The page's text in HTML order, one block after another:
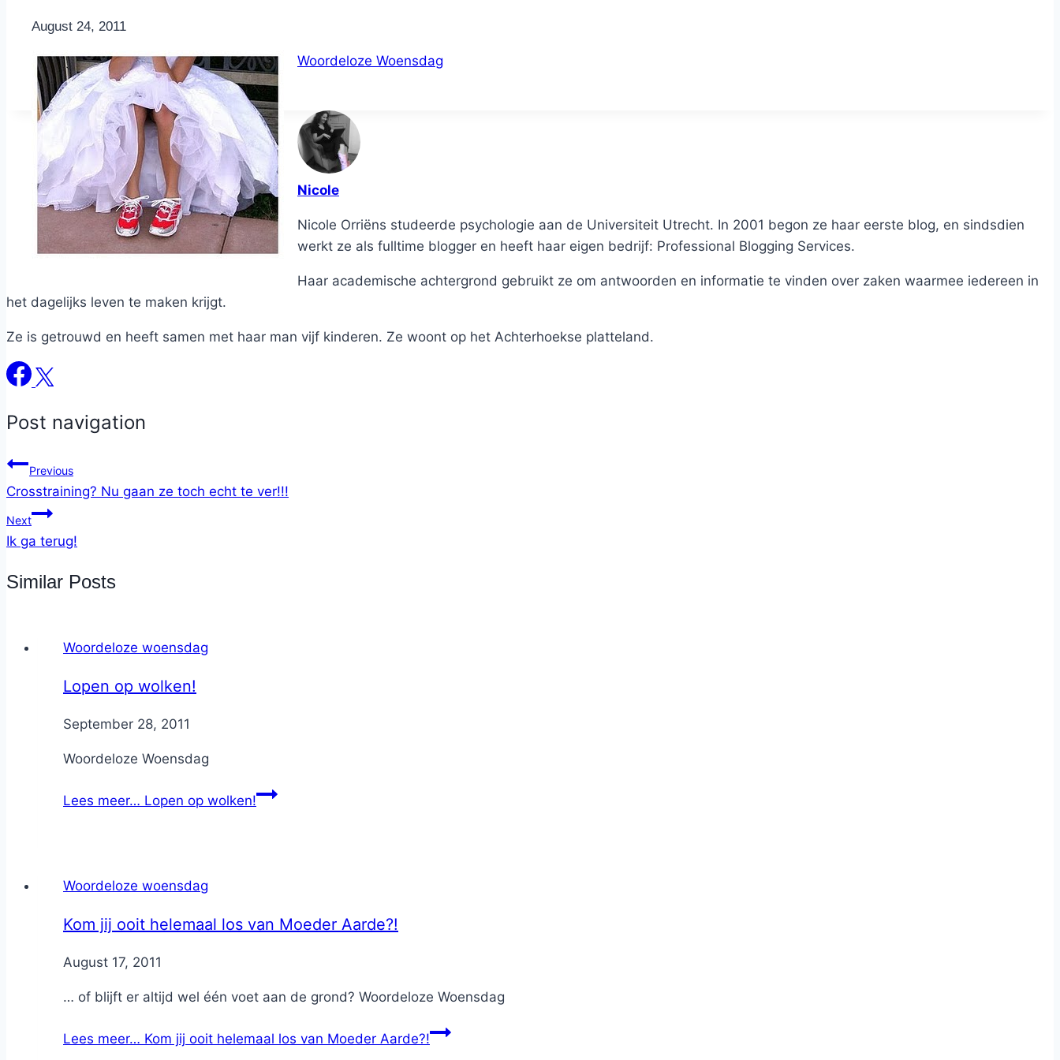
ByNicole
August 24, 2011
Woordeloze Woensdag
Nicole
Nicole Orriëns studeerde psychologie aan de Universiteit Utrecht. In 2001 begon ze haar eerste blog, en sindsdien
werkt ze als fulltime blogger en heeft haar eigen bedrijf: Professional Blogging Services.
Haar academische achtergrond gebruikt ze om antwoorden en informatie te vinden over zaken waarmee iedereen in
het dagelijks leven te maken krijgt.
Ze is getrouwd en heeft samen met haar man vijf kinderen. Ze woont op het Achterhoekse platteland.
Post navigation
Previous
Crosstraining? Nu gaan ze toch echt te ver!!!
Next
Ik ga terug!
Similar Posts
Woordeloze woensdag
Lopen op wolken!
ByNicole
September 28, 2011
Woordeloze Woensdag
Lees meer… Lopen op wolken!
Woordeloze woensdag
Kom jij ooit helemaal los van Moeder Aarde?!
ByNicole
August 17, 2011
… of blijft er altijd wel één voet aan de grond? Woordeloze Woensdag
Lees meer… Kom jij ooit helemaal los van Moeder Aarde?!